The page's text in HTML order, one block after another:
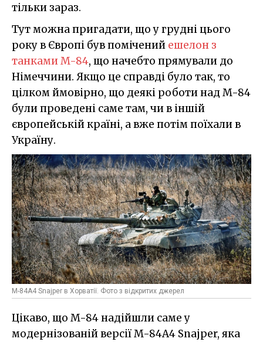
тільки зараз.
Тут можна пригадати, що у грудні цього
року в Європі був помічений ешелон з
танками M-84, що начебто прямували до
Німеччини. Якщо це справді було так, то
цілком ймовірно, що деякі роботи над M-84
були проведені саме там, чи в іншій
європейській країні, а вже потім поїхали в
Україну.
M-84A4 Snajper в Хорватії. Фото з відкритих джерел
Цікаво, що M-84 надійшли саме у
модернізованій версії M-84A4 Snajper, яка